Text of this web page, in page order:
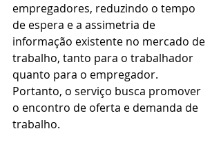
empregadores, reduzindo o tempo
de espera e a assimetria de
informação existente no mercado de
trabalho, tanto para o trabalhador
quanto para o empregador.
Portanto, o serviço busca promover
o encontro de oferta e demanda de
trabalho.